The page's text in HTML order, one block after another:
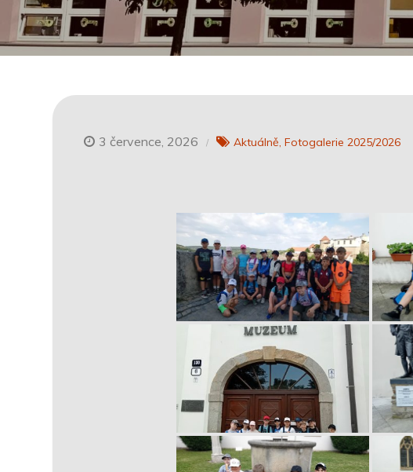
3 července, 2026 Aktuálně Fotogalerie 2025/2026